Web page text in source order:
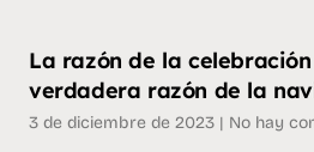
La razón de la
verdadera razón de la
3 de diciembre de 2023 No hay